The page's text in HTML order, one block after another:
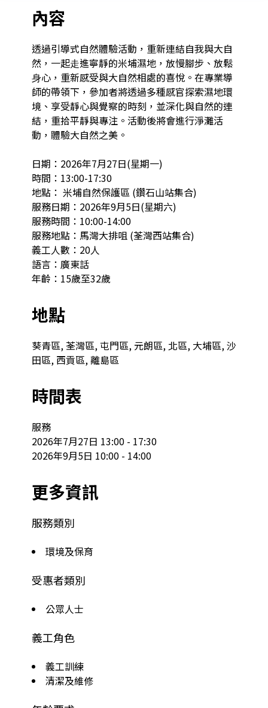
內容
透過引導式⾃然體驗活動，重新連結⾃我與⼤⾃
然，一起⾛進寧靜的米埔濕地，放慢腳步、放鬆
⾝⼼，重新感受與⼤⾃然相處的喜悅。在專業導
師的帶領下，參加者將透過多種感官探索濕地環
境、享受靜⼼與覺察的時刻，並深化與⾃然的連
結，重拾平靜與專注。活動後將會進行淨灘活
動，體驗大自然之美。
日期：2026年7月27日(星期一)
時間：13:00-17:30
地點： 米埔⾃然保護區 (鑽石山站集合)
服務日期：2026年9月5日(星期六)
服務時間：10:00-14:00
服務地點：馬灣大排咀 (荃灣西站集合)
義工人數：20人
語言：廣東話
年齡：15歲至32歲
地點
葵青區, 荃灣區, 屯門區, 元朗區, 北區, 大埔區, 沙
田區, 西貢區, 離島區
時間表
服務
2026年7月27日 13:00 - 17:30
2026年9月5日 10:00 - 14:00
更多資訊
服務類別
環境及保育
受惠者類別
公眾人士
義工角色
義工訓練
清潔及維修